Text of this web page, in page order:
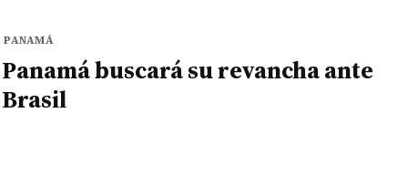
PANAMÁ
Panamá buscará su revancha ante
Brasil